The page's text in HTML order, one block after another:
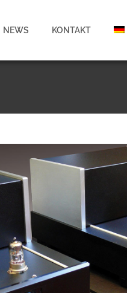
NEWS KONTAKT